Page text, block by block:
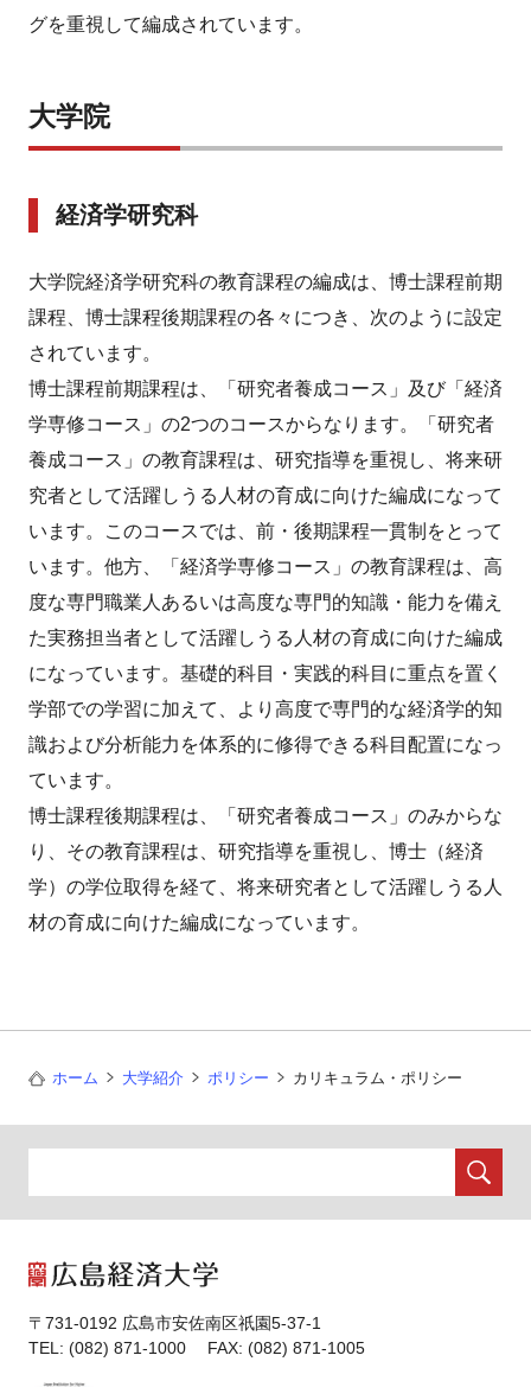
グを重視して編成されています。
大学院
経済学研究科
大学院経済学研究科の教育課程の編成は、博士課程前期
課程、博士課程後期課程の各々につき、次のように設定
されています。
博士課程前期課程は、「研究者養成コース」及び「経済
学専修コース」の2つのコースからなります。「研究者
養成コース」の教育課程は、研究指導を重視し、将来研
究者として活躍しうる人材の育成に向けた編成になって
います。このコースでは、前・後期課程一貫制をとって
います。他方、「経済学専修コース」の教育課程は、高
度な専門職業人あるいは高度な専門的知識・能力を備え
た実務担当者として活躍しうる人材の育成に向けた編成
になっています。基礎的科目・実践的科目に重点を置く
学部での学習に加えて、より高度で専門的な経済学的知
識および分析能力を体系的に修得できる科目配置になっ
ています。
博士課程後期課程は、「研究者養成コース」のみからな
り、その教育課程は、研究指導を重視し、博士（経済
学）の学位取得を経て、将来研究者として活躍しうる人
材の育成に向けた編成になっています。
ホーム 大学紹介 ポリシー カリキュラム・ポリシー
〒731-0192 広島市安佐南区祇園5-37-1
TEL: (082) 871-1000 FAX: (082) 871-1005